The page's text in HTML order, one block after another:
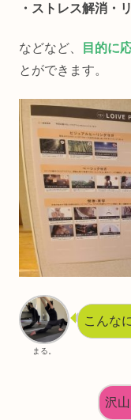
・ストレス解消・
などなど、 目的に
とができます。
まる。
こんな
沢